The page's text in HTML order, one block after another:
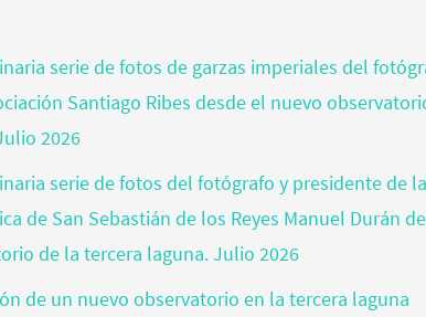
serie de fotos de garzas imperiales del
Santiago Ribes desde el nuevo
2026
serie de fotos del fotógrafo y presidente de
de San Sebastián de los Reyes Manuel Durán
de la tercera laguna. Julio 2026
de un nuevo observatorio en la tercera laguna